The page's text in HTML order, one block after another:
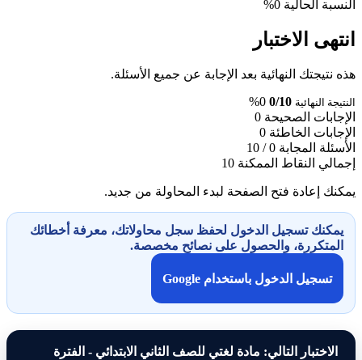
النسبة الحالية 0%
انتهى الاختبار
هذه نتيجتك النهائية بعد الإجابة عن جميع الأسئلة.
النتيجة النهائية 0/10
0%
الإجابات الصحيحة 0
الإجابات الخاطئة 0
الأسئلة المجابة 0 / 10
إجمالي النقاط الممكنة 10
يمكنك إعادة فتح الصفحة لبدء المحاولة من جديد.
يمكنك تسجيل الدخول لحفظ سجل محاولاتك، معرفة أخطائك
المتكررة، والحصول على نصائح مخصصة.
تسجيل الدخول باستخدام Google
الاختبار التالي: مادة لغتي للصف الثاني الابتدائي - الفترة